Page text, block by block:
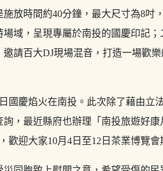
放時間約40分鐘，最大尺寸為8吋
域，呈現專屬於南投的國慶印記；
請百大DJ現場混音，打造一場歡
國慶焰火在南投。此次除了藉由立
詢，最近縣府也辦理「南投旅遊好
歡迎大家10月4日至12日茶業博覽會